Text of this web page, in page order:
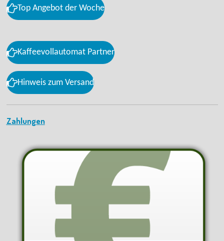
Top Angebot der Woche
Kaffeevollautomat Partner
Hinweis zum Versand
Zahlungen